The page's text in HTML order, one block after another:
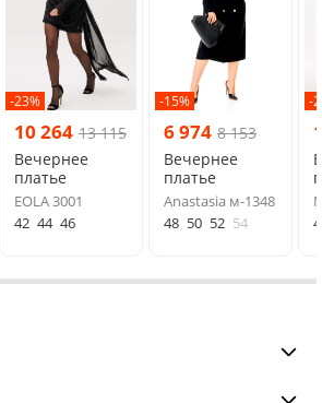
-23%
10 264 13 115
Вечернее
платье
EOLA 3001
42 44 46
-15%
6 974 8 153
Вечернее
платье
Anastasia м-1348
48 50 52 54
-